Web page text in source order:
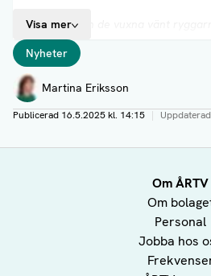
Visa mer
Branden som de vuxna vänt
Jag vill tro på de som gräver runt i
att de finner mer än välvilliga ord
Om sången är buren och orden är
En liten bit av världen fångas in
Taggar
Nyheter
Författare
Martina Eriksson
Visa profil
Publicerad 16.5.2025 kl. 14:15 | Uppdaterad
Om ÅRTV
Om
Personal
Jobba hos